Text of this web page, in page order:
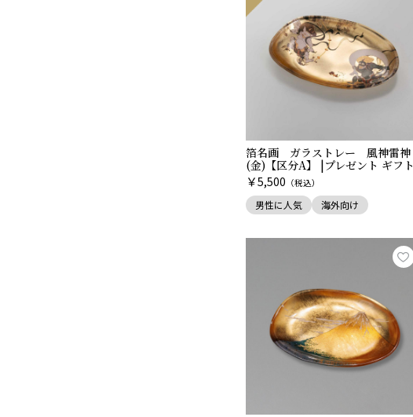
箔名画 ガラストレー 風神雷神
(金)【区分A】 |プレゼント ギフト
￥5,500 （税込）
男性に人気 海外向け